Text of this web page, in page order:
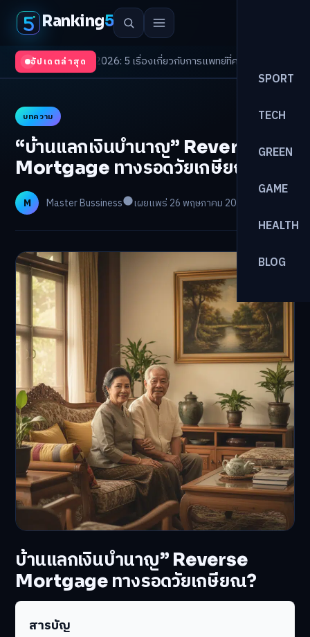
Ranking5
SPORT
TECH
GREEN
GAME
HEALTH
BLOG
อัปเดตล่าสุด
2026: 5 เรื่องเกี่ยวกับการแพทย์ที่ควรรู้/ดอกเบี้ยขาขึ้นรอบใหม่! จั
บทความ
“บ้านแลกเงินบำนาญ” Reverse
Mortgage ทางรอดวัยเกษียณ?
M Master Bussiness เผยแพร่ 26 พฤษภาคม 2026
บ้านแลกเงินบำนาญ” Reverse
Mortgage ทางรอดวัยเกษียณ?
สารบัญ